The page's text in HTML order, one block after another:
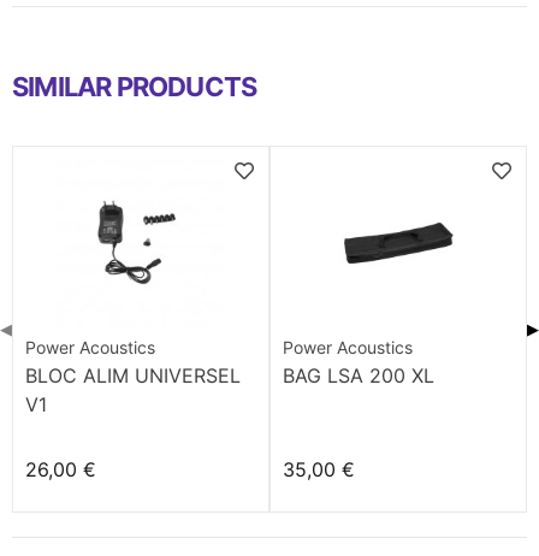
SIMILAR PRODUCTS
Power Acoustics
BLOC ALIM UNIVERSEL
V1
26,00 €
Power Acoustics
BAG LSA 200 XL
35,00 €
◀ ▶